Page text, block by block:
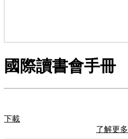
國際讀書會手冊
下載
了解更多